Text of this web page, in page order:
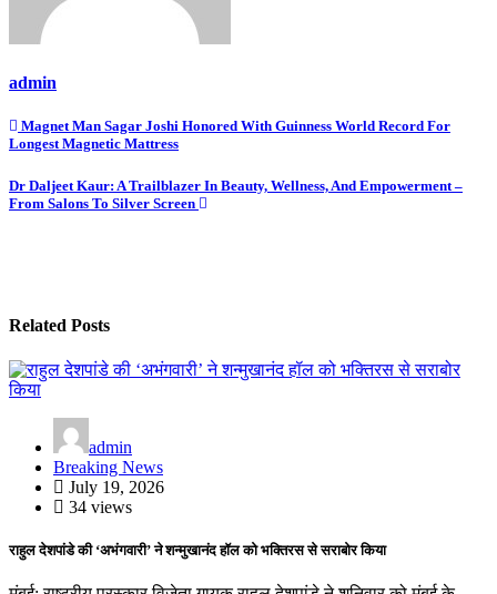
admin
Post
navigation
Magnet Man Sagar Joshi Honored With Guinness World Record For
Longest Magnetic Mattress
Dr Daljeet Kaur: A Trailblazer In Beauty, Wellness, And Empowerment –
From Salons To Silver Screen
Related Posts
admin
Breaking News
July 19, 2026
34 views
राहुल देशपांडे की ‘अभंगवारी’ ने शन्मुखानंद हॉल को भक्तिरस से सराबोर किया